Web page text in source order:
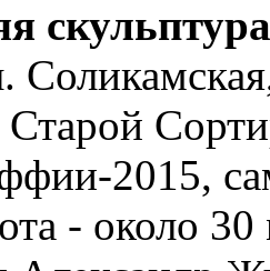
2015,
- около